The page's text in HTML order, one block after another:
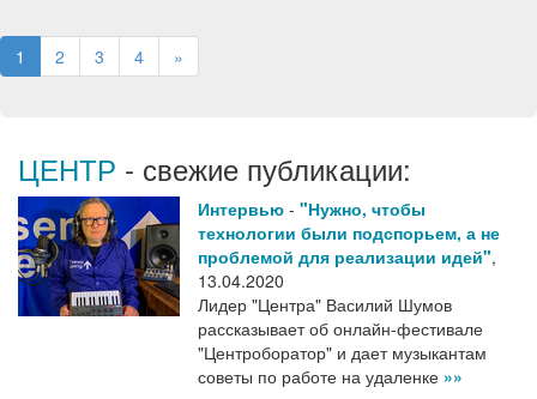
1 2 3 4 »
ЦЕНТР - свежие публикации:
Интервью - "Нужно, чтобы
технологии были подспорьем, а не
проблемой для реализации идей",
13.04.2020
Лидер "Центра" Василий Шумов
рассказывает об онлайн-фестивале
"Центроборатор" и дает музыкантам
советы по работе на удаленке »»